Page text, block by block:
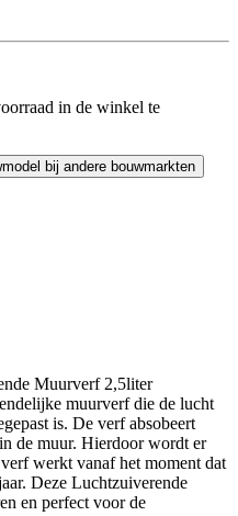
in de winkel te
bij andere bouwmarkten
Muurverf 2,5liter
muurverf die de lucht
is. De verf absobeert
de muur. Hierdoor wordt er
werkt vanaf het moment dat
Deze Luchtzuiverende
en perfect voor de